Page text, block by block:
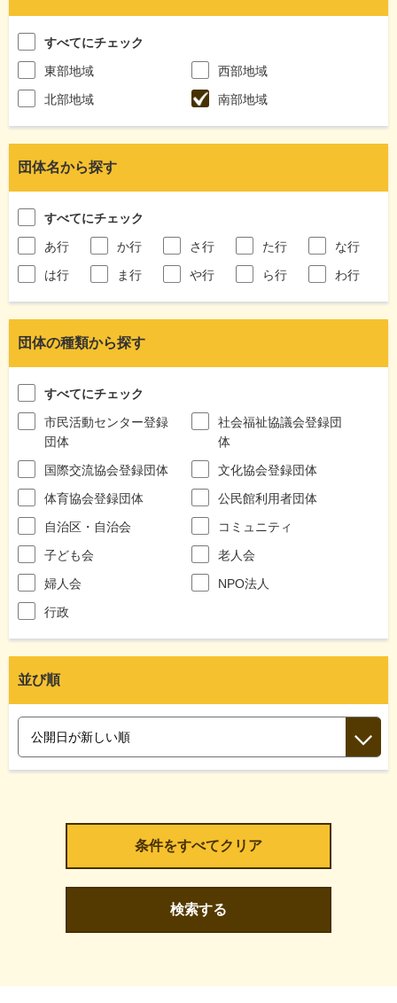
すべてにチェック
東部地域
西部地域
北部地域
南部地域
団体名から探す
すべてにチェック
あ行
か行 さ行 た行
な行
は行
ま行 や行 ら行 わ行
団体の種類から探す
すべてにチェック
市民活動センター登録
団体
社会福祉協議会登録団
体
国際交流協会登録団体
文化協会登録団体
体育協会登録団体
公民館利用者団体
自治区・自治会
コミュニティ
子ども会
老人会
婦人会
NPO法人
行政
並び順
検索する